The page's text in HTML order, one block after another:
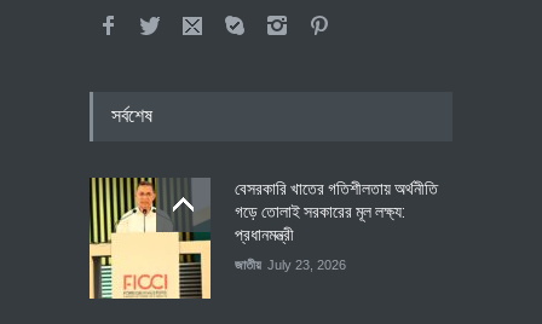
সর্বশেষ
বেসরকারি খাতের গতিশীলতায় অর্থনীতি
গড়ে তোলাই সরকারের মূল লক্ষ্য:
প্রধানমন্ত্রী
জাতীয় July 23, 2026